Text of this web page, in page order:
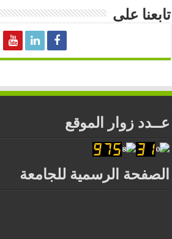
تابعنا على
عــدد زوار الموقع
الصفحة الرسمية للجامعة